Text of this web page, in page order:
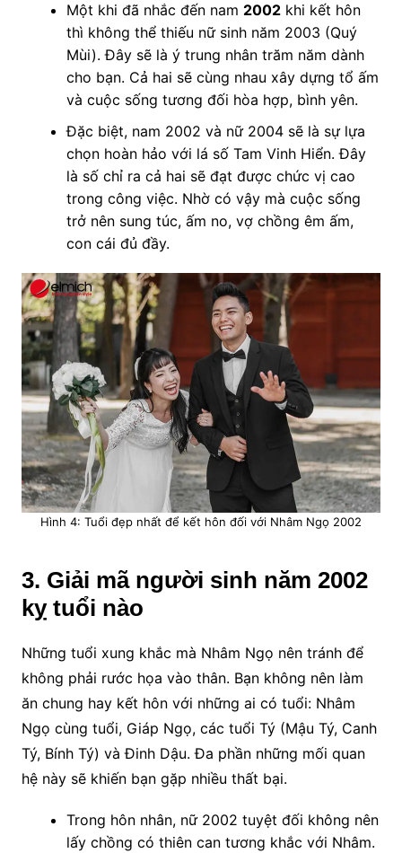
Một khi đã nhắc đến nam 2002khi kết hôn
thì không thể thiếu nữ sinh năm 2003 (Quý
Mùi). Đây sẽ là ý trung nhân trăm năm dành
cho bạn. Cả hai sẽ cùng nhau xây dựng tổ ấm
và cuộc sống tương đối hòa hợp, bình yên.
Đặc biệt, nam 2002 và nữ 2004 sẽ là sự lựa
chọn hoàn hảo với lá số Tam Vinh Hiển. Đây
là số chỉ ra cả hai sẽ đạt được chức vị cao
trong công việc. Nhờ có vậy mà cuộc sống
trở nên sung túc, ấm no, vợ chồng êm ấm,
con cái đủ đầy.
Hình 4: Tuổi đẹp nhất để kết hôn đối với Nhâm Ngọ 2002
3. Giải mã người sinh năm 2002
kỵ tuổi nào
Những tuổi xung khắc mà Nhâm Ngọ nên tránh để
không phải rước họa vào thân. Bạn không nên làm
ăn chung hay kết hôn với những ai có tuổi: Nhâm
Ngọ cùng tuổi, Giáp Ngọ, các tuổi Tý (Mậu Tý, Canh
Tý, Bính Tý) và Đinh Dậu. Đa phần những mối quan
hệ này sẽ khiến bạn gặp nhiều thất bại.
Trong hôn nhân, nữ 2002 tuyệt đối không nên
lấy chồng có thiên can tương khắc với Nhâm.